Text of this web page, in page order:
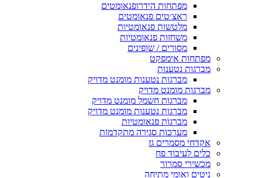
מפתחות הידרופנאומטים
ראצ׳טים פנאומטים
מלטשות פנאומטיות
משחזות פנאומטיות
מסורים / שופינים
מפתחות אימפקט
מברגות נטענות
מברגות נטענות מומנט מדויק
מברגות מומנט מדויק
מברגות חשמל מומנט מדויק
מברגות נטענות מומנט מדויק
מברגות פנאומטיות
מערכות סגירה מתקדמות
אקדחי מסמרים גז
כלים לעיבוד פח
מכשירי סמרור
ניטים ואומי מתיחה